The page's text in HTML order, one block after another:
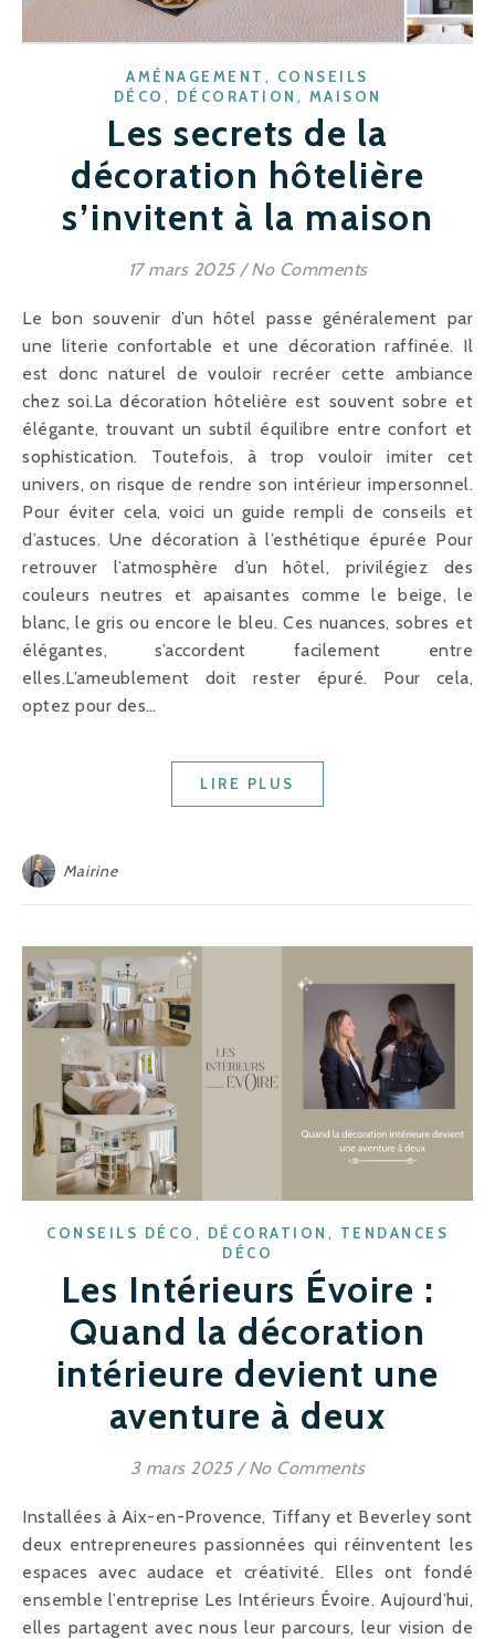
AMÉNAGEMENT ,
CONSEILS
DÉCO , DÉCORATION , MAISON
Les secrets de la
décoration hôtelière
s’invitent à la maison
17 mars 2025 / No Comments
Le bon souvenir d’un hôtel passe généralement par
une literie confortable et une décoration raffinée. Il
est donc naturel de vouloir recréer cette ambiance
chez soi.La décoration hôtelière est souvent sobre et
élégante, trouvant un subtil équilibre entre confort et
sophistication. Toutefois, à trop vouloir imiter cet
univers, on risque de rendre son intérieur impersonnel.
Pour éviter cela, voici un guide rempli de conseils et
d’astuces. Une décoration à l’esthétique épurée Pour
retrouver l’atmosphère d’un hôtel, privilégiez des
couleurs neutres et apaisantes comme le beige, le
blanc, le gris ou encore le bleu. Ces nuances, sobres et
élégantes, s’accordent facilement entre
elles.L’ameublement doit rester épuré. Pour cela,
optez pour des…
LIRE PLUS
Mairine
CONSEILS DÉCO , DÉCORATION ,
TENDANCES
DÉCO
Les Intérieurs Évoire :
Quand la décoration
intérieure devient une
aventure à deux
3 mars 2025 / No Comments
Installées à Aix-en-Provence, Tiffany et Beverley sont
deux entrepreneures passionnées qui réinventent les
espaces avec audace et créativité. Elles ont fondé
ensemble l’entreprise Les Intérieurs Évoire. Aujourd’hui,
elles partagent avec nous leur parcours, leur vision de